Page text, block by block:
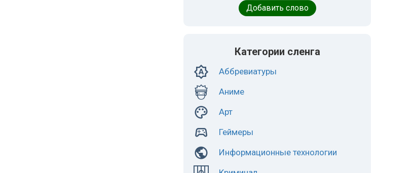
Добавить слово
Категории сленга
Аббревиатуры
Аниме
Арт
Геймеры
Информационные технологии